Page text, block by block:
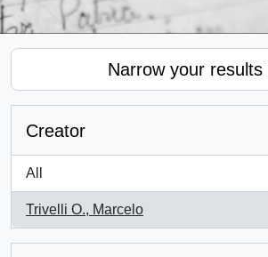
Narrow your results
Creator
All
Trivelli O., Marcelo
, 1 results